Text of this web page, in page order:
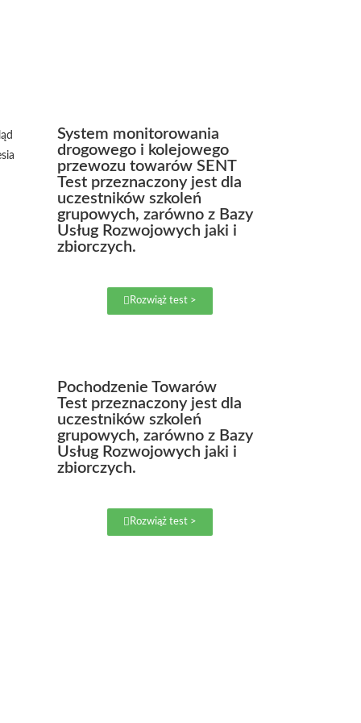
System monitorowania
drogowego i kolejowego
przewozu towarów SENT
Test przeznaczony jest dla
uczestników szkoleń
grupowych, zarówno z Bazy
Usług Rozwojowych jaki i
zbiorczych.
Rozwiąż test >
Pochodzenie Towarów
Test przeznaczony jest dla
uczestników szkoleń
grupowych, zarówno z Bazy
Usług Rozwojowych jaki i
zbiorczych.
Rozwiąż test >